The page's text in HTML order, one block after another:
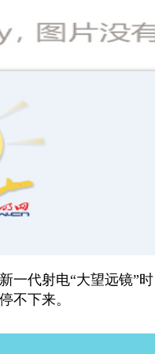
一代射电“大望远镜”
不下来。